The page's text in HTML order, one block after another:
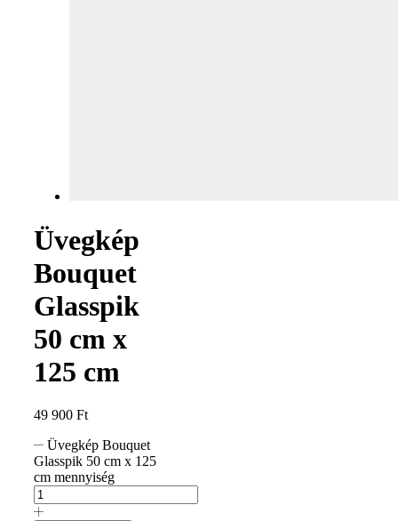
Üvegkép
Bouquet
Glasspik
50 cm x
125 cm
49 900 Ft
Üvegkép Bouquet
Glasspik 50 cm x 125
cm mennyiség